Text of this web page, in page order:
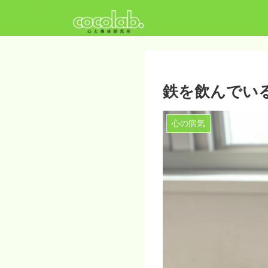
鉄を飲んでい
心の病気